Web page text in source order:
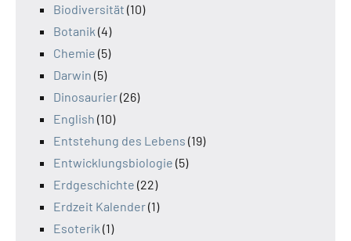
Biodiversität (10)
Botanik (4)
Chemie (5)
Darwin (5)
Dinosaurier(26)
English (10)
Entstehung des Lebens (19)
Entwicklungsbiologie (5)
Erdgeschichte (22)
Erdzeit Kalender(1)
Esoterik (1)